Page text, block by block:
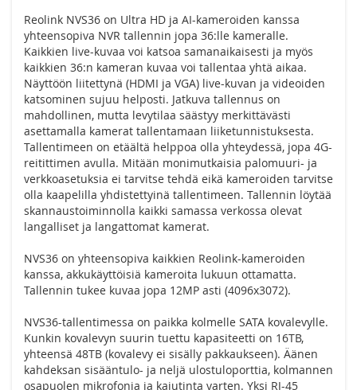
Reolink NVS36 on Ultra HD ja AI-kameroiden kanssa
yhteensopiva NVR tallennin jopa 36:lle kameralle.
Kaikkien live-kuvaa voi katsoa samanaikaisesti ja myös
kaikkien 36:n kameran kuvaa voi tallentaa yhtä aikaa.
Näyttöön liitettynä (HDMI ja VGA) live-kuvan ja videoiden
katsominen sujuu helposti. Jatkuva tallennus on
mahdollinen, mutta levytilaa säästyy merkittävästi
asettamalla kamerat tallentamaan liiketunnistuksesta.
Tallentimeen on etäältä helppoa olla yhteydessä, jopa 4G-
reitittimen avulla. Mitään monimutkaisia palomuuri- ja
verkkoasetuksia ei tarvitse tehdä eikä kameroiden tarvitse
olla kaapelilla yhdistettyinä tallentimeen. Tallennin löytää
skannaustoiminnolla kaikki samassa verkossa olevat
langalliset ja langattomat kamerat.
NVS36 on yhteensopiva kaikkien Reolink-kameroiden
kanssa, akkukäyttöisiä kameroita lukuun ottamatta.
Tallennin tukee kuvaa jopa 12MP asti (4096x3072).
NVS36-tallentimessa on paikka kolmelle SATA kovalevylle.
Kunkin kovalevyn suurin tuettu kapasiteetti on 16TB,
yhteensä 48TB (kovalevy ei sisälly pakkaukseen). Äänen
kahdeksan sisääntulo- ja neljä ulostuloporttia, kolmannen
osapuolen mikrofonia ja kaiutinta varten. Yksi RJ-45